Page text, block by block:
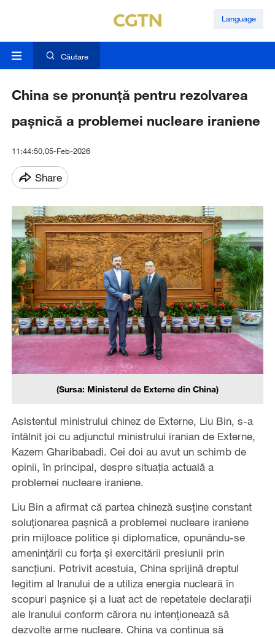
Language
Căutare
China se pronunță pentru rezolvarea
pașnică a problemei nucleare iraniene
11:44:50,05-Feb-2026
Share
(Sursa: Ministerul de Externe din China)
Asistentul ministrului chinez de Externe, Liu Bin, s-a
întâlnit joi cu adjunctul ministrului iranian de Externe,
Kazem Gharibabadi. Cei doi au avut un schimb de
opinii, în principal, despre situația actuală a
problemei nucleare iraniene.
Liu Bin a afirmat că partea chineză susține constant
soluționarea pașnică a problemei nucleare iraniene
prin mijloace politice și diplomatice, opunându-se
amenințării cu forța și exercitării presiunii prin
sancțiuni. Potrivit acestuia, China sprijină dreptul
legitim al Iranului de a utiliza energia nucleară în
scopuri pașnice și a luat act de repetatele declarații
ale Iranului conform cărora nu intenționează să
dezvolte arme nucleare. China va continua să